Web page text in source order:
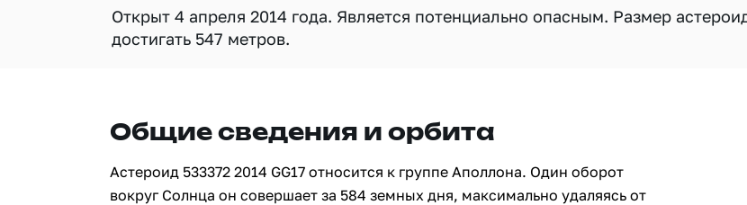
Открыт 4 апреля 2014 года. Является потенциально опасным. Размер
достигать 547 метров.
Общие сведения и орбита
Астероид 533372 2014 GG17 относится к группе Аполлона. Один оборот
вокруг Солнца он совершает за 584 земных дня, максимально удаляясь от